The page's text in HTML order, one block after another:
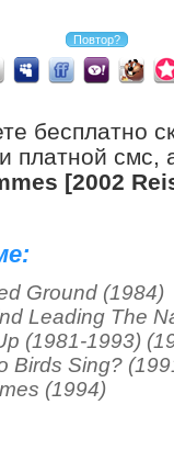
бесплатно
платной
[2002
Ground (1984)
Leading The
(1981-1993)
Birds Sing?
(1994)